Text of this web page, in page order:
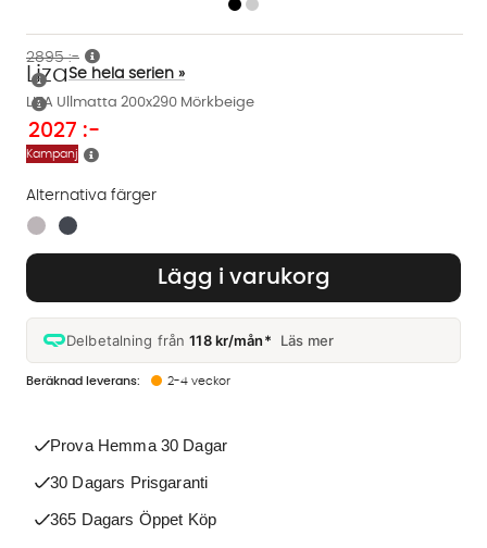
LIZA Ullmatta 200x290 Mörkbeige
Liza Se hela serien »
2027 :-
2895 :-
Kampanj
Lägg i varukorg
Delbetalning från118 kr/mån* Läs mer
2-4 veckor
Alternativa färger
Finns även i dessa färger:
Prova Hemma 30 Dagar
30 Dagars Prisgaranti
365 Dagars Öppet Köp